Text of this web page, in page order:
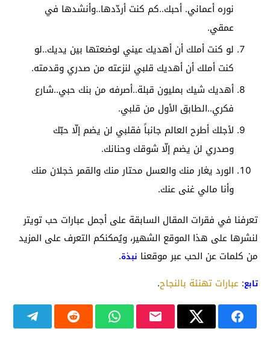
نوره أعماني. أحبك..كم كنت أردّدها..وأنشدها في
عمقي.
لو كنت أملك أن أهديك عيني لوضعتها بين يديك..لو
كنت أملك أن أهديك قلبي لنزعته من صدري وقدمته.
أهديك شيك بمليون قبلة..أصرفه من بنك حبي..شارع
فكري..الطابق الأول من قلبي.
لأجلك أطرح العالم جانباً فقلبي لن يضم إلّا حبّك
وصدري لن يضم إلّا شوقك وحنانك.
الورد يغار منك والعسل محتار منك والقمر خجلان منك
وأنا مالي غنى عنك.
تعرفنا في فقرات المقال السابقة على أجمل عبارات حب تويتر
لنشرها على هذا الموقع الشهير، ويُمكنكم التعرف على المزيد
من كلمات عن الحب عبر موقعنا نبذة.
تابع: عبارات تهنئة بالنجاح.